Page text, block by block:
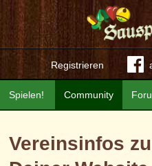
Registrieren
Community
Spielen!
Vereinsinfos